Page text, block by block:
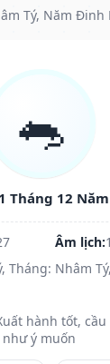
Tý, Năm Đinh
🐀
Tháng 12
Âm lịch:
Tháng: Nhâm
hành tốt,
ý muốn